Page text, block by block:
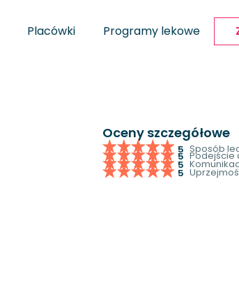
Placówki Programy lekowe
Oceny szczegółowe
5 Sposób
5 Podejście
5
5